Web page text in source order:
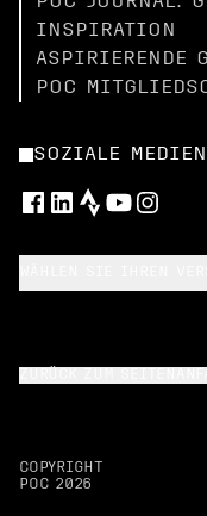
INSPIRATION
ASPIRIERENDE
POC
SOZIALE MEDIEN
COPYRIGHT
POC 2026